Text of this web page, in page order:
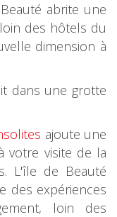
abrite une
loin des hôtels du
dimension à
dans une grotte
ajoute une
votre visite de la
L'île de Beauté
des expériences
loin des